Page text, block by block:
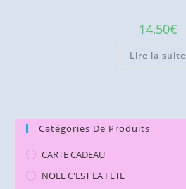
14,50€
Lire la suite
Catégories De Produits
CARTE CADEAU
NOEL C'EST LA FETE